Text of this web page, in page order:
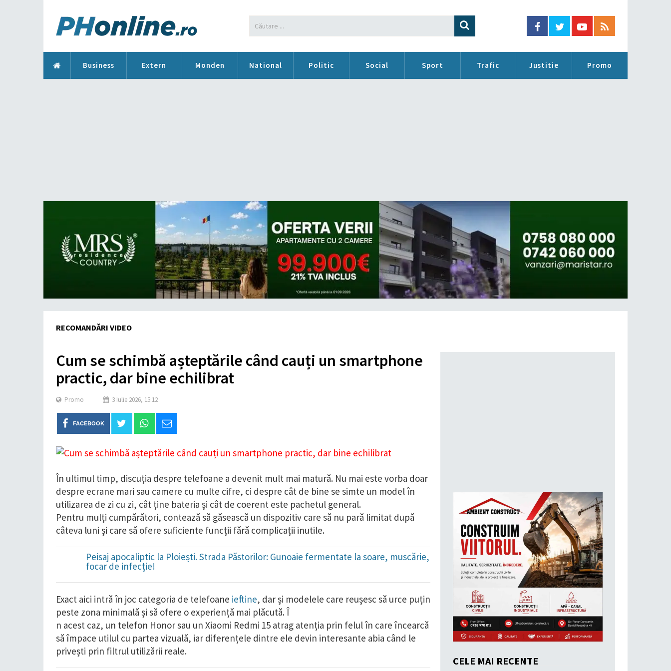
Business Extern Monden National Politic Social Sport Trafic Justitie Promo
RECOMANDĂRI VIDEO
Cum se schimbă așteptările când cauți un smartphone
practic, dar bine echilibrat
Promo 3 Iulie 2026, 15:12
FACEBOOK
În ultimul timp, discuția despre telefoane a devenit mult mai matură. Nu mai este vorba doar
despre ecrane mari sau camere cu multe cifre, ci despre cât de bine se simte un model în
utilizarea de zi cu zi, cât ține bateria și cât de coerent este pachetul general.
Pentru mulți cumpărători, contează să găsească un dispozitiv care să nu pară limitat după
câteva luni și care să ofere suficiente funcții fără complicații inutile.
Peisaj apocaliptic la Ploiești. Strada Păstorilor: Gunoaie fermentate la soare, muscărie,
focar de infecție!
Exact aici intră în joc categoria de telefoane ieftine, dar și modelele care reușesc să urce puțin
peste zona minimală și să ofere o experiență mai plăcută. Î
n acest caz, un telefon Honor sau un Xiaomi Redmi 15 atrag atenția prin felul în care încearcă
să împace utilul cu partea vizuală, iar diferențele dintre ele devin interesante abia când le
privești prin filtrul utilizării reale.
CELE MAI RECENTE